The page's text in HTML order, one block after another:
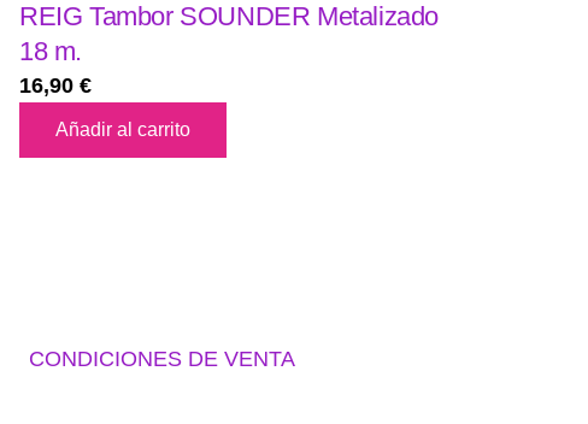
REIG Tambor SOUNDER Metalizado
18 m.
16,90 €
Añadir al carrito
CONDICIONES DE VENTA